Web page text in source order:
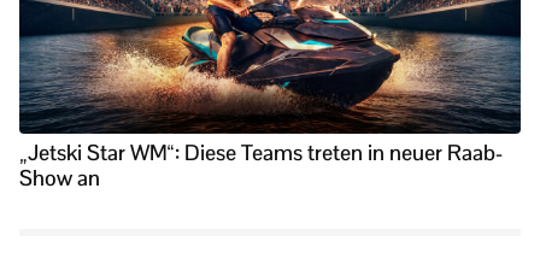
„Jetski Star WM“: Diese Teams treten in neuer Raab-
Show an